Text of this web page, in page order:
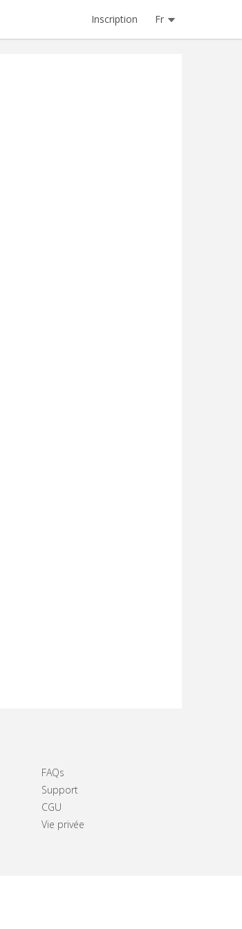
Inscription Fr
FAQs
Support
CGU
Vie privée